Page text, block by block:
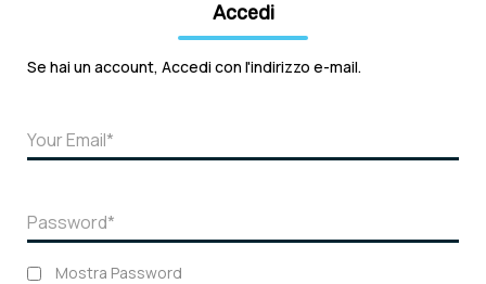
Accedi
Se hai un account, Accedi con l'indirizzo e-mail.
Mostra Password